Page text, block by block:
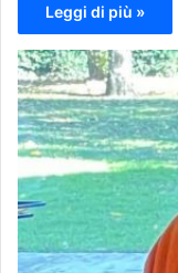
Leggi di più »